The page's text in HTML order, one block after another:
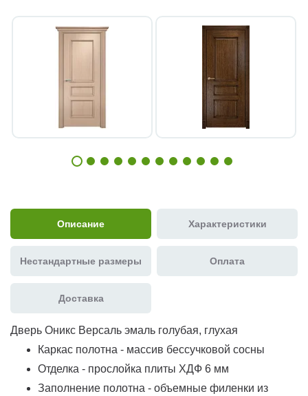
Описание Характеристики
Нестандартные размеры Оплата
Доставка
Дверь Оникс Версаль эмаль голубая, глухая
Каркас полотна - массив бессучковой сосны
Отделка - прослойка плиты ХДФ 6 мм
Заполнение полотна - объемные филенки из